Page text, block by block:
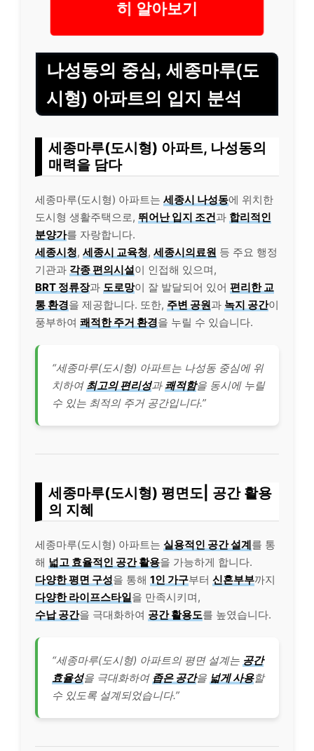
히 알아보기
나성동의 중심, 세종마루(도
시형) 아파트의 입지 분석
세종마루(도시형) 아파트, 나성동의
매력을 담다
세종마루(도시형) 아파트는 세종시 나성동에 위치한
도시형 생활주택으로, 뛰어난 입지 조건과 합리적인
분양가를 자랑합니다.
세종시청, 세종시 교육청, 세종시의료원 등 주요 행정
기관과 각종 편의시설이 인접해 있으며,
BRT 정류장과 도로망이 잘 발달되어 있어 편리한 교
통 환경을 제공합니다. 또한, 주변 공원과 녹지 공간이
풍부하여 쾌적한 주거 환경을 누릴 수 있습니다.
“세종마루(도시형) 아파트는 나성동 중심에 위
치하여 최고의 편리성과 쾌적함을 동시에 누릴
수 있는 최적의 주거 공간입니다.”
세종마루(도시형) 평면도| 공간 활용
의 지혜
세종마루(도시형) 아파트는 실용적인 공간 설계를 통
해 넓고 효율적인 공간 활용을 가능하게 합니다.
다양한 평면 구성을 통해 1인 가구부터 신혼부부까지
다양한 라이프스타일을 만족시키며,
수납 공간을 극대화하여 공간 활용도를 높였습니다.
“세종마루(도시형) 아파트의 평면 설계는 공간
효율성을 극대화하여 좁은 공간을 넓게 사용할
수 있도록 설계되었습니다.”